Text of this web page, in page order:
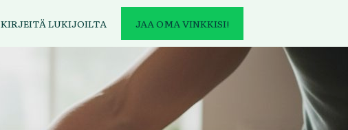
KIRJEITÄ LUKIJOILTA JAA OMA VINKKISI!